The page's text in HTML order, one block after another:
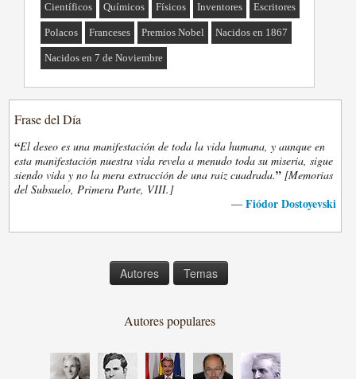
Científicos Químicos Físicos Inventores Escritores
Polacos Franceses Premios Nobel Nacidos en 1867
Nacidos en 7 de Noviembre
Frase del Día
“El deseo es una manifestación de toda la vida humana, y aunque en
esta manifestación nuestra vida revela a menudo toda su miseria, sigue
siendo vida y no la mera extracción de una raiz cuadrada.” [Memorias
del Subsuelo, Primera Parte, VIII.]
— Fiódor Dostoyevski
Autores Temas
Autores populares